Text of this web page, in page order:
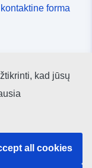
kontaktine forma
kad jūsų
all cookies